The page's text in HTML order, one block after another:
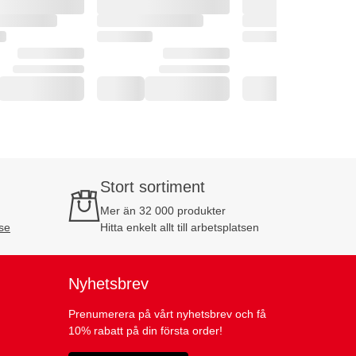
Stort sortiment
Mer än 32 000 produkter
Hitta enkelt allt till arbetsplatsen
Nyhetsbrev
Prenumerera på vårt nyhetsbrev och få
10% rabatt på din första order!